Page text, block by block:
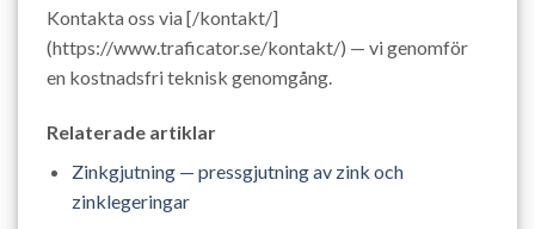
Kontakta oss via [/kontakt/]
(https://www.traficator.se/kontakt/) — vi genomför
en kostnadsfri teknisk genomgång.
Relaterade artiklar
Zinkgjutning — pressgjutning av zink och
zinklegeringar